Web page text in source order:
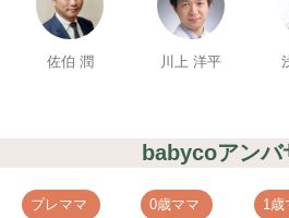
佐伯 潤 川上 洋平
babycoアンバ
プレママ 0歳ママ 1歳